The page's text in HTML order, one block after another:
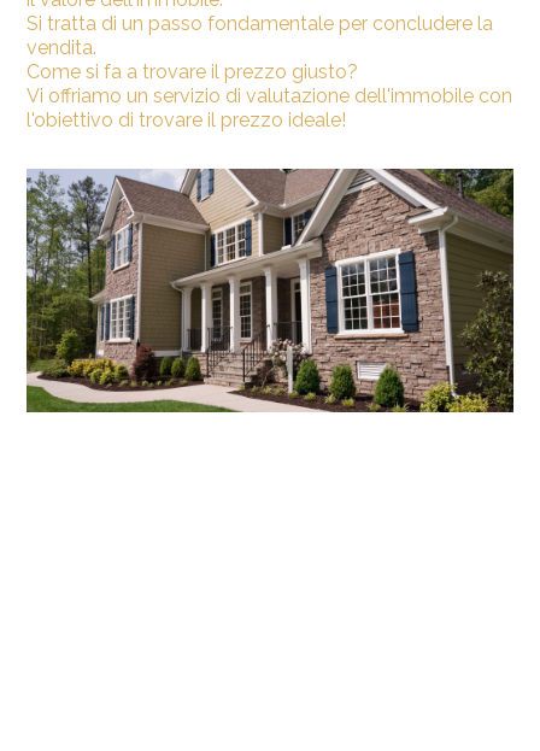
Si tratta di un passo fondamentale per concludere la
vendita.
Come si fa a trovare il prezzo giusto?
Vi offriamo un servizio di valutazione dell'immobile con
l'obiettivo di trovare il prezzo ideale!